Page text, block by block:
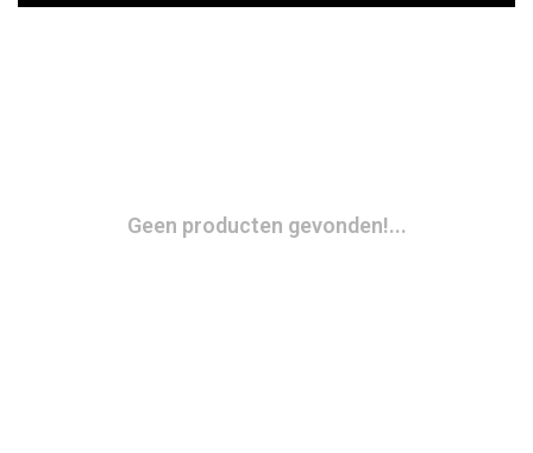
Geen producten gevonden!...